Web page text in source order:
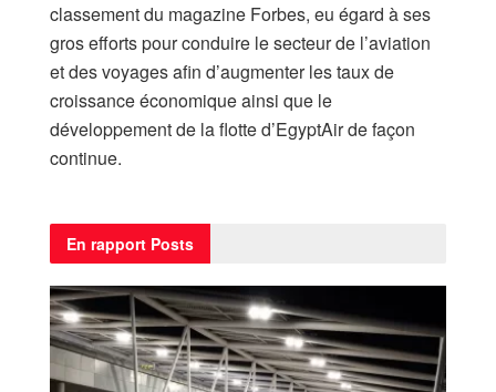
classement du magazine Forbes, eu égard à ses
gros efforts pour conduire le secteur de l’aviation
et des voyages afin d’augmenter les taux de
croissance économique ainsi que le
développement de la flotte d’EgyptAir de façon
continue.
En rapport Posts